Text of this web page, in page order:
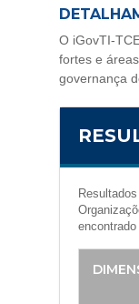
O iGovTI-
fortes e
governança